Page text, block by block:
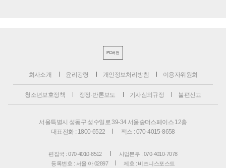
PC버전
회사소개 윤리강령 개인정보처리방침 이용자위원회
청소년보호정책 정정·반론보도 기사심의규정 불편신고
서울특별시 성동구 성수일로 39-34 서울숲더스페이스 12층
대표전화 : 1800-6522
팩스 : 070-4015-8658
편집국 : 070-4010-8512
사업본부 : 070-4010-7078
등록번호 : 서울 아 02897
제호 : 비즈니스포스트